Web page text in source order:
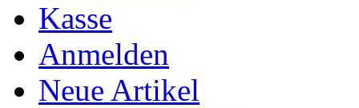
Kasse
Anmelden
Neue Artikel